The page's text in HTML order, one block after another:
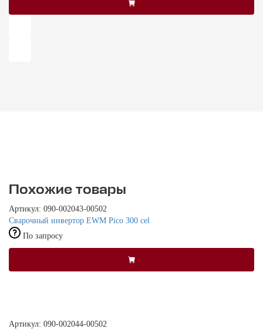
Похожие товары
Артикул: 090-002043-00502
Сварочный инвертор EWM Pico 300 cel
По запросу
Артикул: 090-002044-00502